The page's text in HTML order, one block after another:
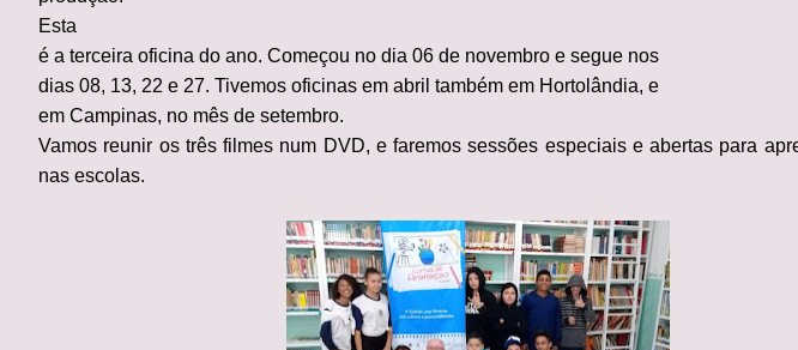
Esta
é a terceira oficina do ano. Começou no dia 06 de novembro e segue nos
dias 08, 13, 22 e 27. Tivemos oficinas em abril também em Hortolândia, e
em Campinas, no mês de setembro.
Vamos reunir os três filmes num DVD, e faremos sessões especiais e abertas para
nas escolas.